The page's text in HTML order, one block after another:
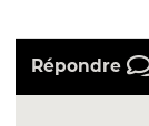
Répondre